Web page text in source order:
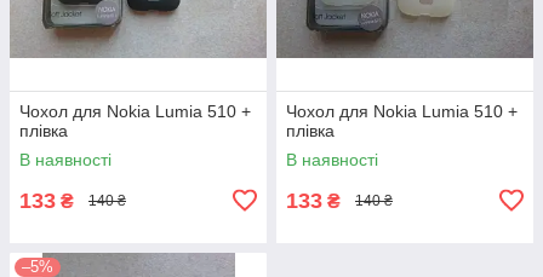
Чохол для Nokia Lumia 510 +
плівка
В наявності
133 ₴ 140 ₴
Чохол для Nokia Lumia 510 +
плівка
В наявності
133 ₴ 140 ₴
–5%